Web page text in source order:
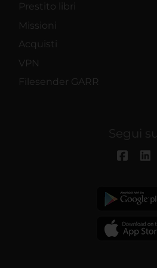
Prestito libri
Missioni
Acquisti
VPN
Filesender GARR
Segui su